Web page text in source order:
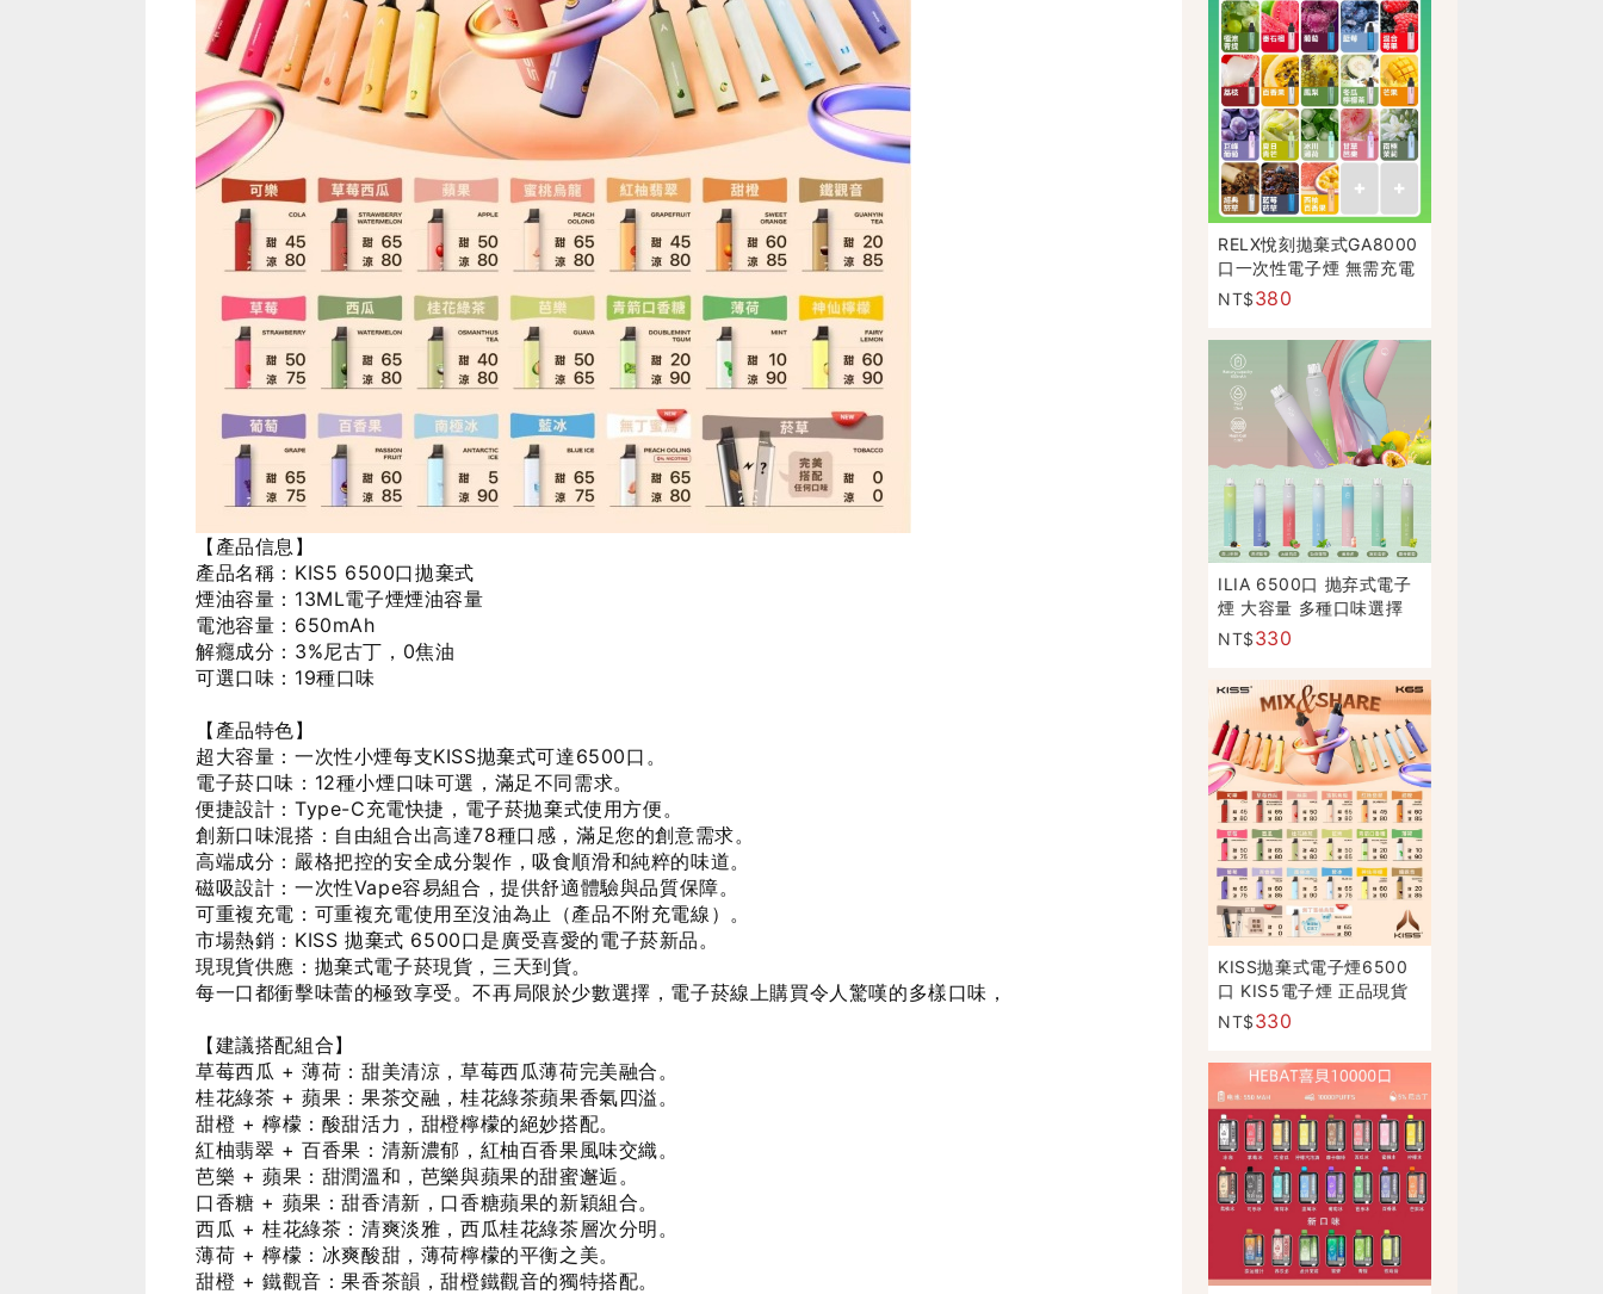
【產品信息】
產品名稱：KIS5 6500口拋棄式
煙油容量：13ML電子煙煙油容量
電池容量：650mAh
解癮成分：3%尼古丁，0焦油
可選口味：19種口味
【產品特色】
超大容量：一次性小煙每支KISS拋棄式可達6500口。
電子菸口味：12種小煙口味可選，滿足不同需求。
便捷設計：Type-C充電快捷，電子菸拋棄式使用方便。
創新口味混搭：自由組合出高達78種口感，滿足您的創意需求。
高端成分：嚴格把控的安全成分製作，吸食順滑和純粹的味道。
磁吸設計：一次性Vape容易組合，提供舒適體驗與品質保障。
可重複充電：可重複充電使用至沒油為止（產品不附充電線）。
市場熱銷：KISS 拋棄式 6500口是廣受喜愛的電子菸新品。
現現貨供應：拋棄式電子菸現貨，三天到貨。
每一口都衝擊味蕾的極致享受。不再局限於少數選擇，電子菸線上購買令人驚嘆的多樣口味，
【建議搭配組合】
草莓西瓜 + 薄荷：甜美清涼，草莓西瓜薄荷完美融合。
桂花綠茶 + 蘋果：果茶交融，桂花綠茶蘋果香氣四溢。
甜橙 + 檸檬：酸甜活力，甜橙檸檬的絕妙搭配。
紅柚翡翠 + 百香果：清新濃郁，紅柚百香果風味交織。
芭樂 + 蘋果：甜潤溫和，芭樂與蘋果的甜蜜邂逅。
口香糖 + 蘋果：甜香清新，口香糖蘋果的新穎組合。
西瓜 + 桂花綠茶：清爽淡雅，西瓜桂花綠茶層次分明。
薄荷 + 檸檬：冰爽酸甜，薄荷檸檬的平衡之美。
甜橙 + 鐵觀音：果香茶韻，甜橙鐵觀音的獨特搭配。
RELX悅刻拋棄式GA8000
口一次性電子煙 無需充電
正品現貨
NT$380
ILIA 6500口 抛弃式電子
煙 大容量 多種口味選擇
NT$330
KISS拋棄式電子煙6500
口 KIS5電子煙 正品現貨
NT$330